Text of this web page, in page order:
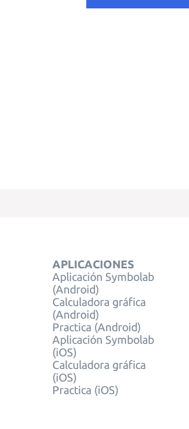
APLICACIONES
Aplicación Symbolab
(Android)
Calculadora gráfica
(Android)
Practica (Android)
Aplicación Symbolab
(iOS)
Calculadora gráfica
(iOS)
Practica (iOS)